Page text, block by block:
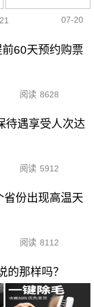
07-20
60天预约购票
阅读 8628
待遇享受人次达
阅读 5912
份出现高温天
阅读 8112
的那样吗？